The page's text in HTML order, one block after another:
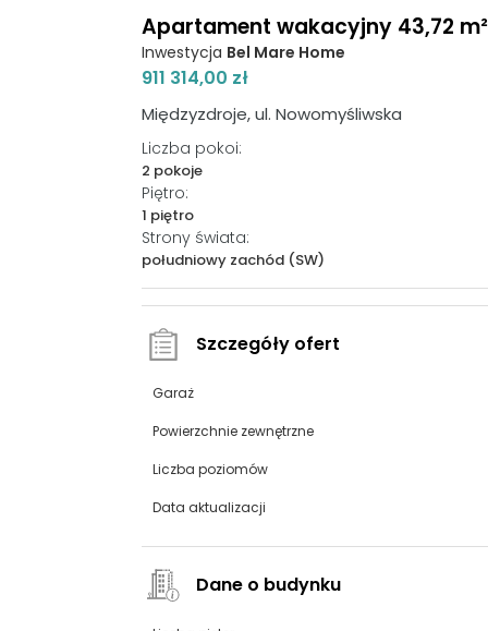
Apartament wakacyjny 43,72
Inwestycja Bel Mare Home
911 314,00 zł
Międzyzdroje, ul. Nowomyśliwska
Liczba pokoi:
2 pokoje
Piętro:
1 piętro
Strony świata:
południowy zachód (SW)
Szczegóły ofert
Garaż
Powierzchnie zewnętrzne
Liczba poziomów
Data aktualizacji
Dane o budynku